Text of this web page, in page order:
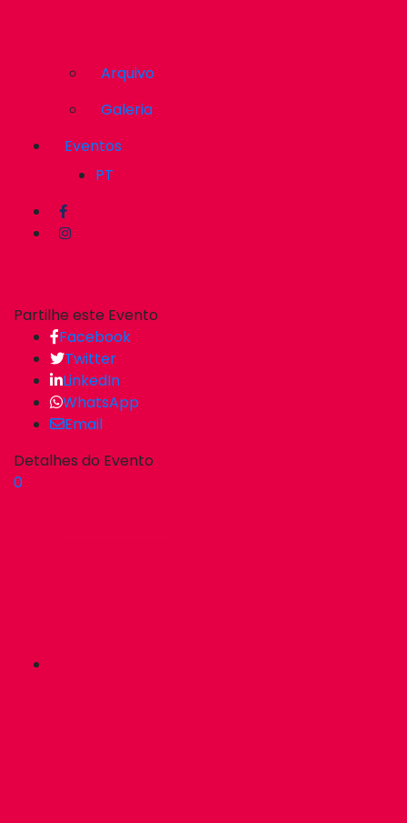
Arquivo
Galeria
Eventos
PT
Partilhe este Evento
Facebook
Twitter
LinkedIn
WhatsApp
Email
Detalhes do Evento
0